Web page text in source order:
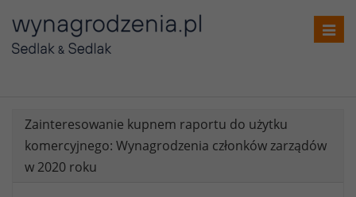
Zainteresowanie kupnem raportu do użytku
komercyjnego: Wynagrodzenia członków zarządów
w 2020 roku